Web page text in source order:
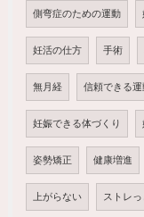
側弯症のための運動
妊活の仕方 手術
無月経 信頼できる運
妊娠できる体づくり
姿勢矯正 健康増進
上がらない ストレっ